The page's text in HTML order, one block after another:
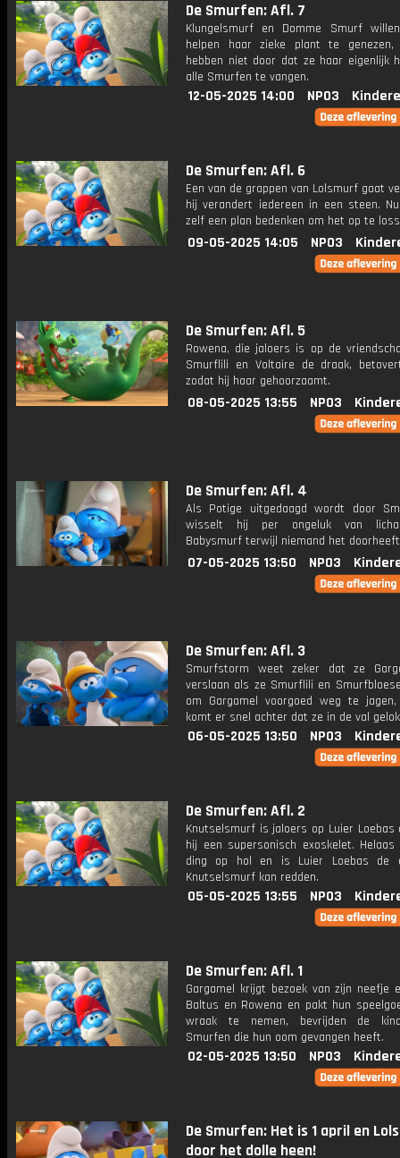
De Smurfen: Afl. 7
Klungelsmurf en Domme Smurf
helpen haar zieke plant te
hebben niet door dat ze haar eigenlijk
alle Smurfen te vangen.
12-05-2025 14:00 NPO3
De Smurfen: Afl. 6
Een van de grappen van Lolsmurf gaat
hij verandert iedereen in een steen.
zelf een plan bedenken om het op te
09-05-2025 14:05 NPO3
De Smurfen: Afl. 5
Rowena, die jaloers is op de
Smurflili en Voltaire de draak,
zodat hij haar gehoorzaamt.
08-05-2025 13:55 NPO3
De Smurfen: Afl. 4
Als Potige uitgedaagd wordt door
wisselt hij per ongeluk van
Babysmurf terwijl niemand het
07-05-2025 13:50 NPO3
De Smurfen: Afl. 3
Smurfstorm weet zeker dat ze
verslaan als ze Smurflili en
om Gargamel voorgoed weg te
komt er snel achter dat ze in de val
06-05-2025 13:50 NPO3
De Smurfen: Afl. 2
Knutselsmurf is jaloers op Luier Loebas
hij een supersonisch exoskelet.
ding op hol en is Luier Loebas de
Knutselsmurf kan redden.
05-05-2025 13:55 NPO3
De Smurfen: Afl. 1
Gargamel krijgt bezoek van zijn neefje
Baltus en Rowena en pakt hun
wraak te nemen, bevrijden de
Smurfen die hun oom gevangen heeft.
02-05-2025 13:50 NPO3
De Smurfen: Het is 1 april en
door het dolle heen!